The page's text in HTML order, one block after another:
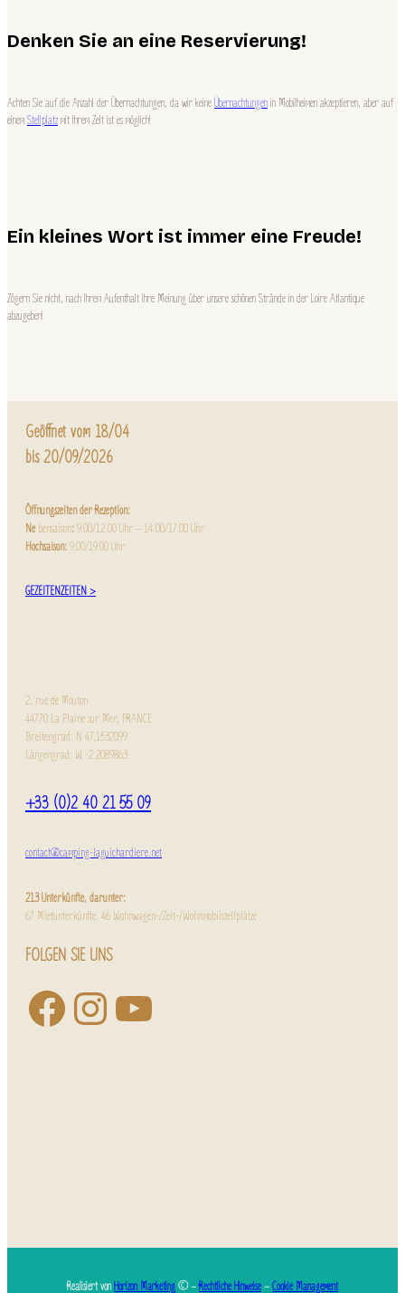
Denken Sie an eine Reservierung!
Achten Sie auf die Anzahl der Übernachtungen, da wir keineÜbernachtungenin Mobilheimen akzeptieren, aber auf
einemStellplatzmit Ihrem Zelt ist es möglich!
Ein kleines Wort ist immer eine Freude!
Zögern Sie nicht, nach Ihrem Aufenthalt Ihre Meinung über unsere schönen Strände in der Loire Atlantique
abzugeben!
Geöffnet vom 18/04
bis 20/09/2026
Öffnungszeiten der Rezeption:
Ne bensaison:9.00/12.00 Uhr – 14.00/17.00 Uhr
Hochsaison:9.00/19.00 Uhr
GEZEITENZEITEN >
2, rue de Mouton
44770 La Plaine sur Mer, FRANCE
Breitengrad: N 47.1532099
Längengrad: W -2.2089863
+33 (0)2 40 21 55 09
contact@camping-laguichardiere.net
213 Unterkünfte, darunter:
67 Mietunterkünfte, 46 Wohnwagen-/Zelt-/Wohnmobilstellplätze
FOLGEN SIE UNS
Realisiert vonHorizon Marketing© –Rechtliche Hinweise–Cookie Management